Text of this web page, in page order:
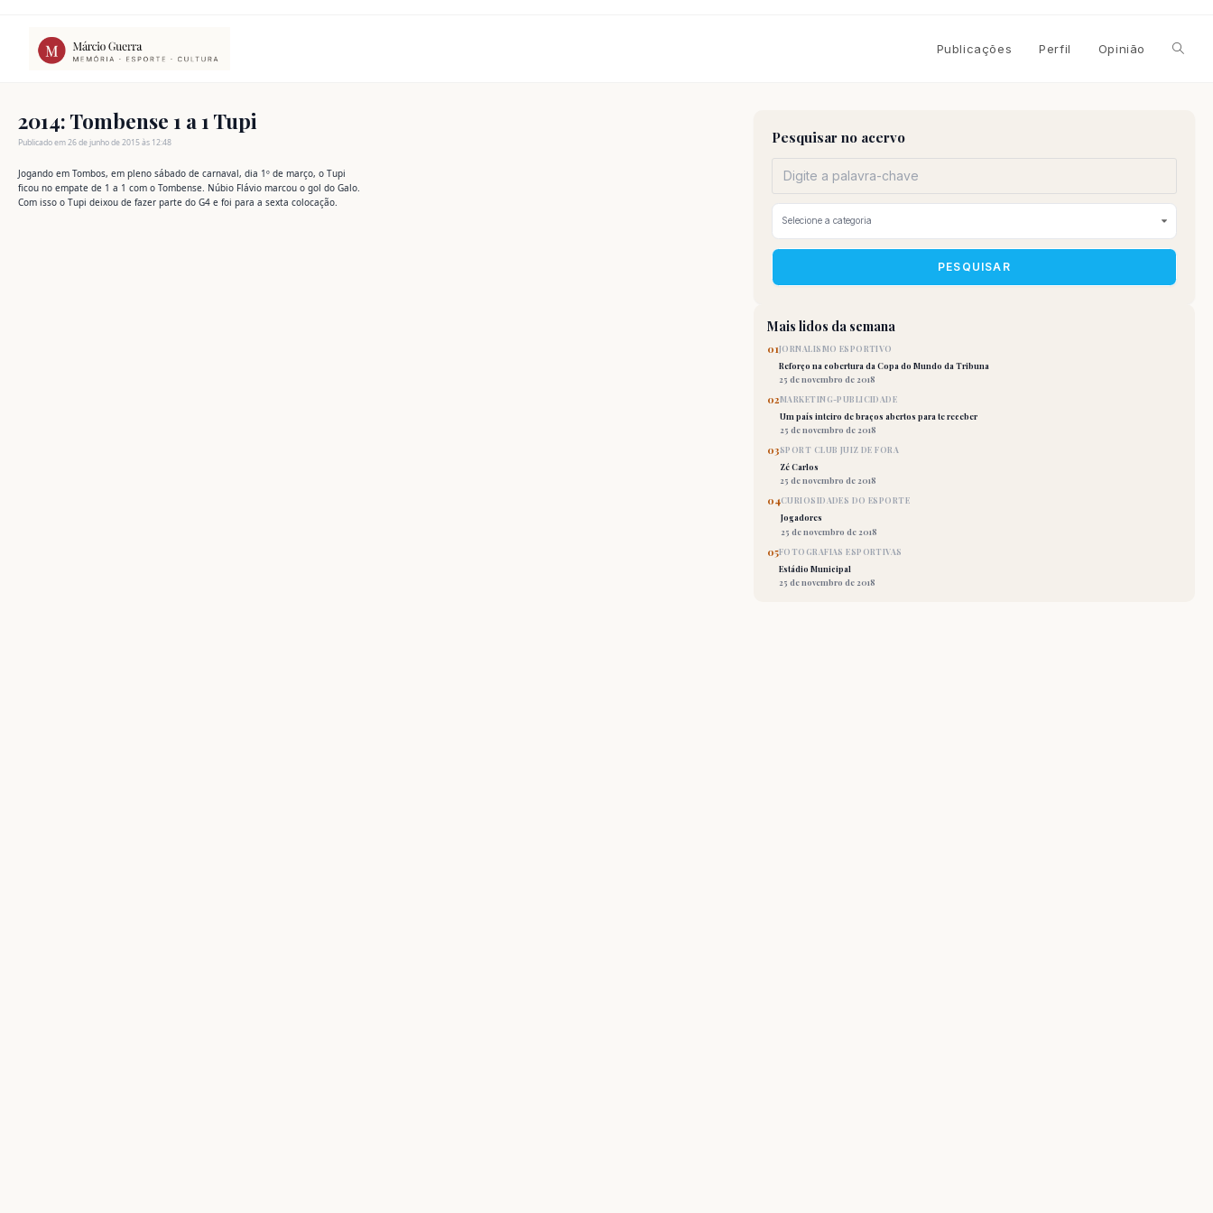
conteúdo
Publicações Perfil Opinião
site
2014: Tombense 1 a 1 Tupi
Publicado em 26 de junho de 2015 às 12:48
Jogando em Tombos, em pleno sábado de carnaval, dia 1º de março, o Tupi
ficou no empate de 1 a 1 com o Tombense. Núbio Flávio marcou o gol do Galo.
Com isso o Tupi deixou de fazer parte do G4 e foi para a sexta colocação.
Pesquisar no acervo
PESQUISAR
Mais lidos da semana
01JORNALISMO ESPORTIVO
Reforço na cobertura da Copa do Mundo da Tribuna
25 de novembro de 2018
02MARKETING-PUBLICIDADE
Um país inteiro de braços abertos para te receber
25 de novembro de 2018
03SPORT CLUB JUIZ DE FORA
Zé Carlos
25 de novembro de 2018
04CURIOSIDADES DO ESPORTE
Jogadores
25 de novembro de 2018
05FOTOGRAFIAS ESPORTIVAS
Estádio Municipal
25 de novembro de 2018